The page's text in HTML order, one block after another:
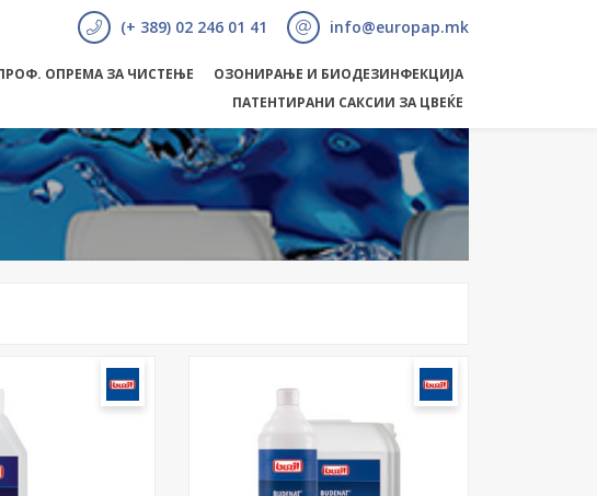
(+ 389) 02 246 01 41 info@europap.mk
ОПРЕМА ЗА ЧИСТЕЊЕ
ОЗОНИРАЊЕ И БИОДЕЗИНФЕКЦИЈА
ПАТЕНТИРАНИ САКСИИ ЗА ЦВЕЌЕ